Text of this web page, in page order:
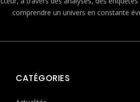
comprendre un univers en constante
CATÉGORIES